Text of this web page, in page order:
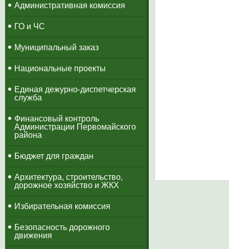
Административная комиссия
ГО и ЧС
Муниципальный заказ
Национальные проекты
​Единая дежурно-диспетчерская
служба
​Финансовый контроль
Администрации Первомайского
района
Бюджет для граждан
Архитектура, строительство,
дорожное хозяйство и ЖКХ
Избирательная комиссия
Безопасность дорожного
движения